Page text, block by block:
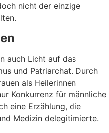
nicht der einzige
auch Licht auf das
und Patriarchat. Durch
als Heilerinnen
Konkurrenz für männliche
eine Erzählung, die
Medizin delegitimierte.